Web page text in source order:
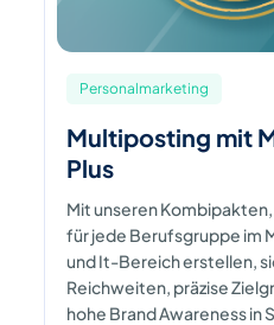
Personalmarketing
Multiposting mit
Plus
Mit unseren
für jede Berufsgruppe im
und It-Bereich erstellen,
Reichweiten, präzise
hohe Brand Awareness in